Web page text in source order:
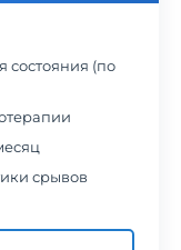
состояния (по
срывов